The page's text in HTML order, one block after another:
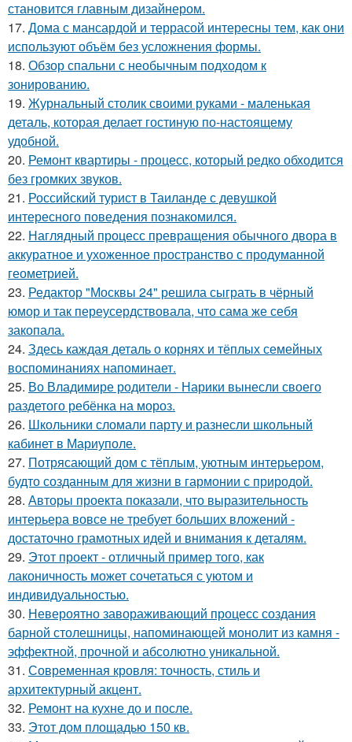
становится главным дизайнером.
17. Дома с мансардой и террасой интересны тем, как они
используют объём без усложнения формы.
18. Обзор спальни с необычным подходом к
зонированию.
19. Журнальный столик своими руками - маленькая
деталь, которая делает гостиную по-настоящему
удобной.
20. Ремонт квартиры - процесс, который редко обходится
без громких звуков.
21. Российский турист в Таиланде с девушкой
интересного поведения познакомился.
22. Наглядный процесс превращения обычного двора в
аккуратное и ухоженное пространство с продуманной
геометрией.
23. Редактор "Москвы 24" решила сыграть в чёрный
юмор и так переусердствовала, что сама же себя
закопала.
24. Здесь каждая деталь о корнях и тёплых семейных
воспоминаниях напоминает.
25. Во Владимире родители - Нарики вынесли своего
раздетого ребёнка на мороз.
26. Школьники сломали парту и разнесли школьный
кабинет в Мариуполе.
27. Потрясающий дом с тёплым, уютным интерьером,
будто созданным для жизни в гармонии с природой.
28. Авторы проекта показали, что выразительность
интерьера вовсе не требует больших вложений -
достаточно грамотных идей и внимания к деталям.
29. Этот проект - отличный пример того, как
лаконичность может сочетаться с уютом и
индивидуальностью.
30. Невероятно завораживающий процесс создания
барной столешницы, напоминающей монолит из камня -
эффектной, прочной и абсолютно уникальной.
31. Современная кровля: точность, стиль и
архитектурный акцент.
32. Ремонт на кухне до и после.
33. Этот дом площадью 150 кв.